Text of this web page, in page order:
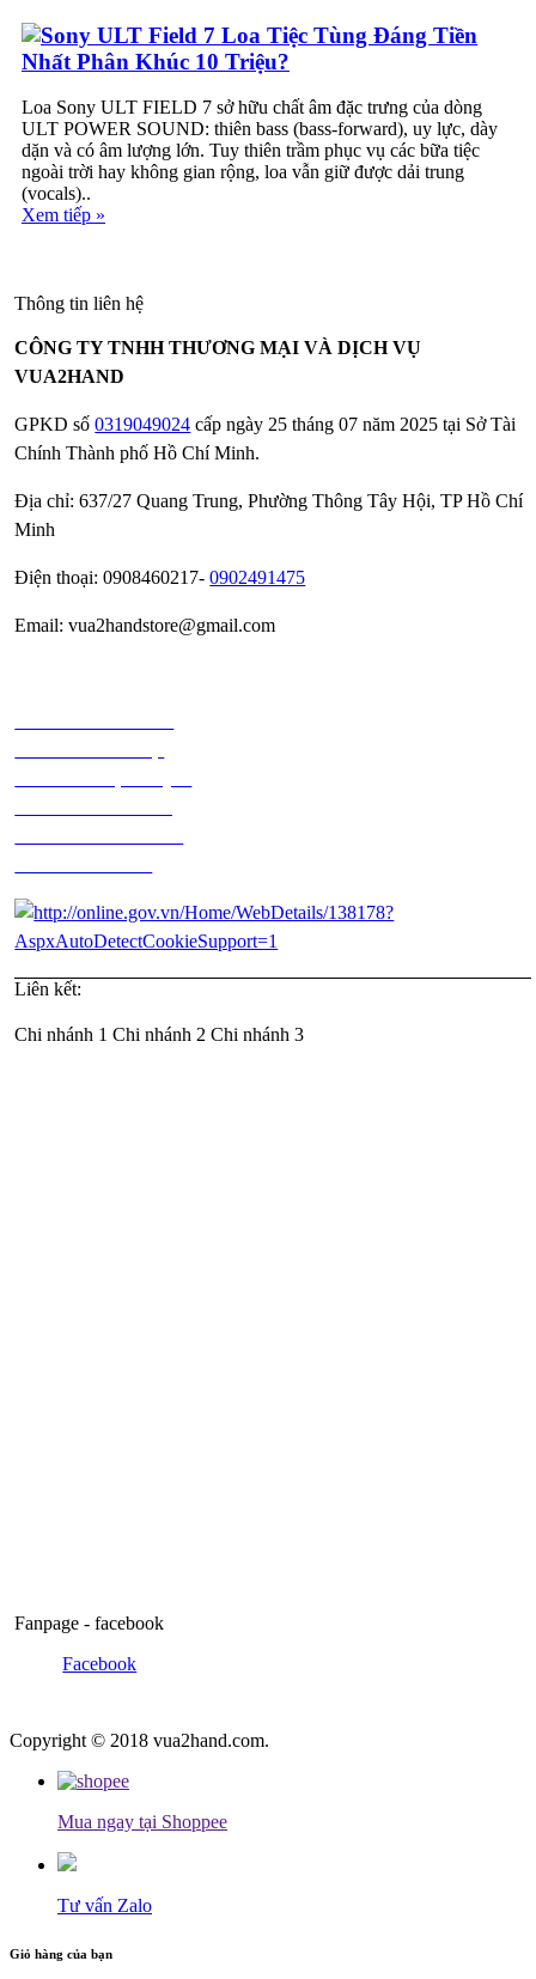
Sony ULT Field 7 Loa Tiệc Tùng Đáng Tiền
Nhất Phân Khúc 10 Triệu?
Loa Sony ULT FIELD 7 sở hữu chất âm đặc trưng của dòng
ULT POWER SOUND: thiên bass (bass-forward), uy lực, dày
dặn và có âm lượng lớn. Tuy thiên trầm phục vụ các bữa tiệc
ngoài trời hay không gian rộng, loa vẫn giữ được dải trung
(vocals)..
Xem tiếp »
Thông tin liên hệ
CÔNG TY TNHH THƯƠNG MẠI VÀ DỊCH VỤ
VUA2HAND
GPKD số0319049024 cấp ngày 25 tháng 07 năm 2025 tại Sở Tài
Chính Thành phố Hồ Chí Minh.
Địa chỉ: 637/27 Quang Trung, Phường Thông Tây Hội, TP Hồ Chí
Minh
Điện thoại: 0908460217-0902491475
Email: vua2handstore@gmail.com
Liên kết:
Chi nhánh 1 Chi nhánh 2 Chi nhánh 3
Fanpage - facebook
Facebook
Copyright © 2018 vua2hand.com.
Mua ngay tại Shoppee
Tư vấn Zalo
Giỏ hàng của bạn